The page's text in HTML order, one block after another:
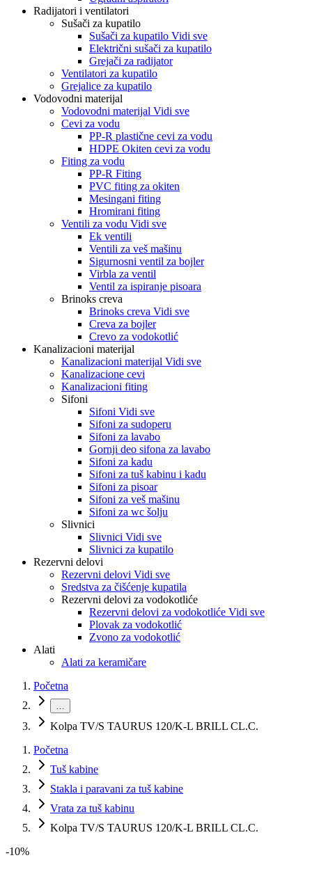
Radijatori i ventilatori
Sušači za kupatilo
Sušači za kupatilo Vidi sve
Električni sušači za kupatilo
Grejači za radijator
Ventilatori za kupatilo
Grejalice za kupatilo
Vodovodni materijal
Vodovodni materijal Vidi sve
Cevi za vodu
PP-R plastične cevi za vodu
HDPE Okiten cevi za vodu
Fiting za vodu
PP-R Fiting
PVC fiting za okiten
Mesingani fiting
Hromirani fiting
Ventili za vodu Vidi sve
Ek ventili
Ventili za veš mašinu
Sigurnosni ventil za bojler
Virbla za ventil
Ventil za ispiranje pisoara
Brinoks creva
Brinoks creva Vidi sve
Creva za bojler
Crevo za vodokotlić
Kanalizacioni materijal
Kanalizacioni materijal Vidi sve
Kanalizacione cevi
Kanalizacioni fiting
Sifoni
Sifoni Vidi sve
Sifoni za sudoperu
Sifoni za lavabo
Gornji deo sifona za lavabo
Sifoni za kadu
Sifoni za tuš kabinu i kadu
Sifoni za pisoar
Sifoni za veš mašinu
Sifoni za wc šolju
Slivnici
Slivnici Vidi sve
Slivnici za kupatilo
Rezervni delovi
Rezervni delovi Vidi sve
Sredstva za čišćenje kupatila
Rezervni delovi za vodokotliće
Rezervni delovi za vodokotliće Vidi sve
Plovak za vodokotlić
Zvono za vodokotlić
Alati
Alati za keramičare
Početna
…
Kolpa TV/S TAURUS 120/K-L BRILL CL.C.
Početna
Tuš kabine
Stakla i paravani za tuš kabine
Vrata za tuš kabinu
Kolpa TV/S TAURUS 120/K-L BRILL CL.C.
-10%